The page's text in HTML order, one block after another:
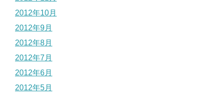
2012年10月
2012年9月
2012年8月
2012年7月
2012年6月
2012年5月